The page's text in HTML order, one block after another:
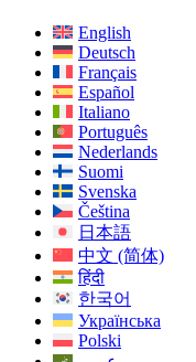
English
Deutsch
Français
Español
Italiano
Português
Nederlands
Suomi
Svenska
Čeština
日本語
中文 (简体)
हिंदी
한국어
Українська
Polski